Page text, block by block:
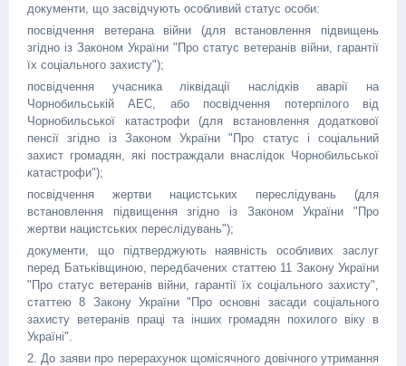
документи, що засвідчують особливий статус особи:
посвідчення ветерана війни (для встановлення підвищень
згідно із Законом України "Про статус ветеранів війни, гарантії
їх соціального захисту");
посвідчення учасника ліквідації наслідків аварії на
Чорнобильській АЕС, або посвідчення потерпілого від
Чорнобильської катастрофи (для встановлення додаткової
пенсії згідно із Законом України "Про статус і соціальний
захист громадян, які постраждали внаслідок Чорнобильської
катастрофи");
посвідчення жертви нацистських переслідувань (для
встановлення підвищення згідно із Законом України "Про
жертви нацистських переслідувань");
документи, що підтверджують наявність особливих заслуг
перед Батьківщиною, передбачених статтею 11 Закону України
"Про статус ветеранів війни, гарантії їх соціального захисту",
статтею 8 Закону України "Про основні засади соціального
захисту ветеранів праці та інших громадян похилого віку в
Україні".
2. До заяви про перерахунок щомісячного довічного утримання